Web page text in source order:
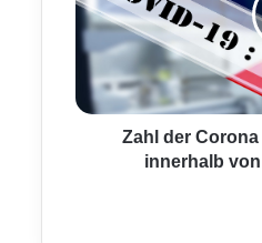
o
Zahl der
innerhalb